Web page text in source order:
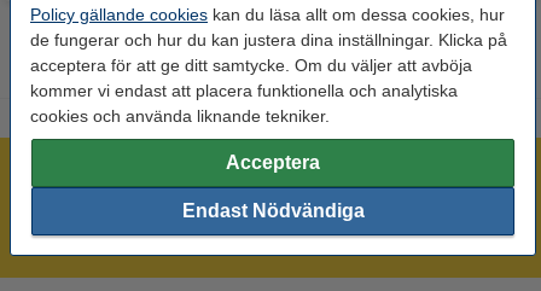
Policy gällande cookies kan du läsa allt om dessa cookies, hur
de fungerar och hur du kan justera dina inställningar. Klicka på
acceptera för att ge ditt samtycke. Om du väljer att avböja
kommer vi endast att placera funktionella och analytiska
cookies och använda liknande tekniker.
Acceptera
Endast Nödvändiga
Beställ innan 16:00 så skickar vi idag!
Alltid låga priser!